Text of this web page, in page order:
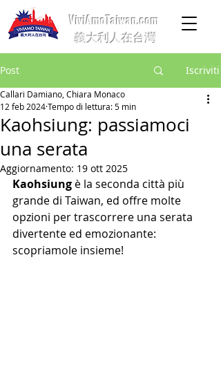
ViviAmoTaiwan.com
義大利人在台灣
Post Iscriviti
Kaohsiung: passiamoci
una serata
Callari Damiano, Chiara Monaco
12 feb 2024Tempo di lettura: 5 min
Aggiornamento: 19 ott 2025
Kaohsiung è la seconda città più
grande di Taiwan, ed offre molte
opzioni per trascorrere una serata
divertente ed emozionante:
scopriamole insieme!